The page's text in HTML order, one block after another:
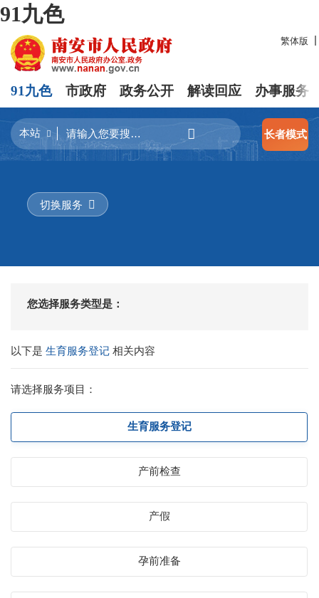
91九色
繁体版
91九色 市政府 政务公开 解读回应 办事服务
长者模式
切换服务
您选择服务类型是：
以下是生育服务登记相关内容
请选择服务项目：
生育服务登记
产前检查
产假
孕前准备